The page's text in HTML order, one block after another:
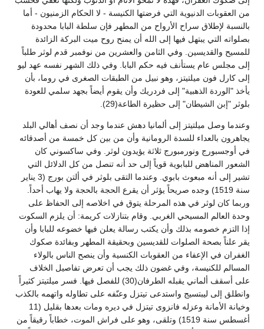
من العقوبات الدنيوية التي فرضتها الكنيسة - لا الحكام الزمنيون - أما
بالنسبة لإطلاق سراح الأرواح من المطهر فإن سلطة البابا محدودة
بصلواته التي يبتهل فيها إلى الله أن يمنح روح ميت البركة الزائدة
للمسيح والقديسين. وفي الثامن والعشرين من نوفمبر قدم لوثر طلباً
إلى مجلس عام يستأنف فيه حكم البابا. وفي ذلك الشهر نفسه عهد ليو
إلى كارل فون ميلتيتز، وهو نبيل من الطبقات الصغرى في روما، بأن
يأخذ "الوردة الذهبية" إلى فردريك وأن يقوم أيضاً بجهد سلمي للعودة
بلوثر "إبن الشيطان" إلى حظيرة الطاعة(29).
وعندما وصل ميلتيتز إلى ألمانيا دهش عندما وجد أن نصف أهالي البلد
يجاهرون بالعداء للسدة الرومانية وأن من بين كل خمسة من أصدقائه
في أوجسبورج ونورمبورج ثلاثة يؤيدون لوثر. وفي ساكسوني كان
الشعور المناهض للبابوية قوياً إلى حد أنه تنصل من كل الدلائل التي
تشير إلى أنه مبعوث بابوي. وعندما التقى بلوثر في ألتن بورج (3 يناير
سنة 1519) وجده صريحاً يؤثر أن يقرع الحجة بالحجة ولا يهاب أحداً.
وربما كان لوثر في هذه المرحلة يتوق في اخلاصه إلى الحفاظ على
وحدة العالم المسيحي الغربي. وقام بتنازلات كريمة: أن يلزم السكوت
إذا التزم خصومه بذلك وأن يكتب رسالة يعلن فيها خضوعه للبابا وأن
يقر علناً بصحة الصلوات للقديسين وبحقيقة المطهر وبفائدة صكوك
الغفران في الإعفاء من العقوبات الكنسية وأن ينصح الناس بالولاء
المسالم للكنيسة، وفي غضون ذلك يجب أن تعرض تفاصيل الخلاف
على أسقف ألماني يقبله الطرفان(30) للفصل فيها. فسر ميلتيتز كثيراً
وانطلق إلى ليبتسيج واستدعى تيتزل وعنّفه على تطاوله واتهمه بالكذب
وخيانة الأمانة وعزله فانزوى تيتزل في ديره ومات بعدها بقليل (11
أغسطس سنة 1519) وتلقى، وهو على فراش الموت، خطاباً رقيقاً من